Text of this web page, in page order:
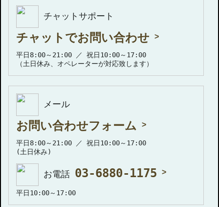
チャットサポート
チャットでお問い合わせ
平日8:00～21:00 ／ 祝日10:00～17:00
（土日休み、オペレーターが対応致します）
メール
お問い合わせフォーム
平日8:00～21:00 ／ 祝日10:00～17:00
(土日休み)
お電話 03-6880-1175
平日10:00～17:00